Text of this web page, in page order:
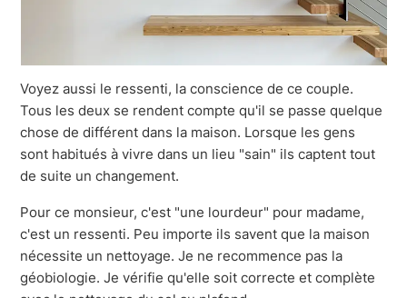
Voyez aussi le ressenti, la conscience de ce couple.
Tous les deux se rendent compte qu'il se passe quelque
chose de différent dans la maison. Lorsque les gens
sont habitués à vivre dans un lieu "sain" ils captent tout
de suite un changement.
Pour ce monsieur, c'est "une lourdeur" pour madame,
c'est un ressenti. Peu importe ils savent que la maison
nécessite un nettoyage. Je ne recommence pas la
géobiologie. Je vérifie qu'elle soit correcte et complète